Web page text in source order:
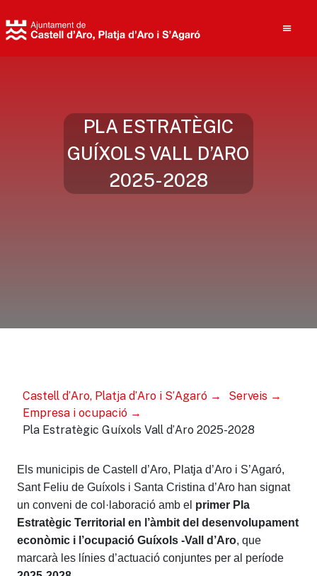
Cerca
PLA ESTRATÈGIC
GUÍXOLS VALL D’ARO
2025-2028
Castell d’Aro, Platja d’Aro i S’Agaró
Serveis
Empresa i ocupació
Pla Estratègic Guíxols Vall d’Aro 2025-2028
Els municipis de Castell d’Aro, Platja d’Aro i S’Agaró,
Sant Feliu de Guíxols i Santa Cristina d’Aro han signat
un conveni de col·laboració amb el primer Pla
Estratègic Territorial en l’àmbit del desenvolupament
econòmic i l’ocupació Guíxols -Vall d’Aro, que
marcarà les línies d’actuació conjuntes per al període